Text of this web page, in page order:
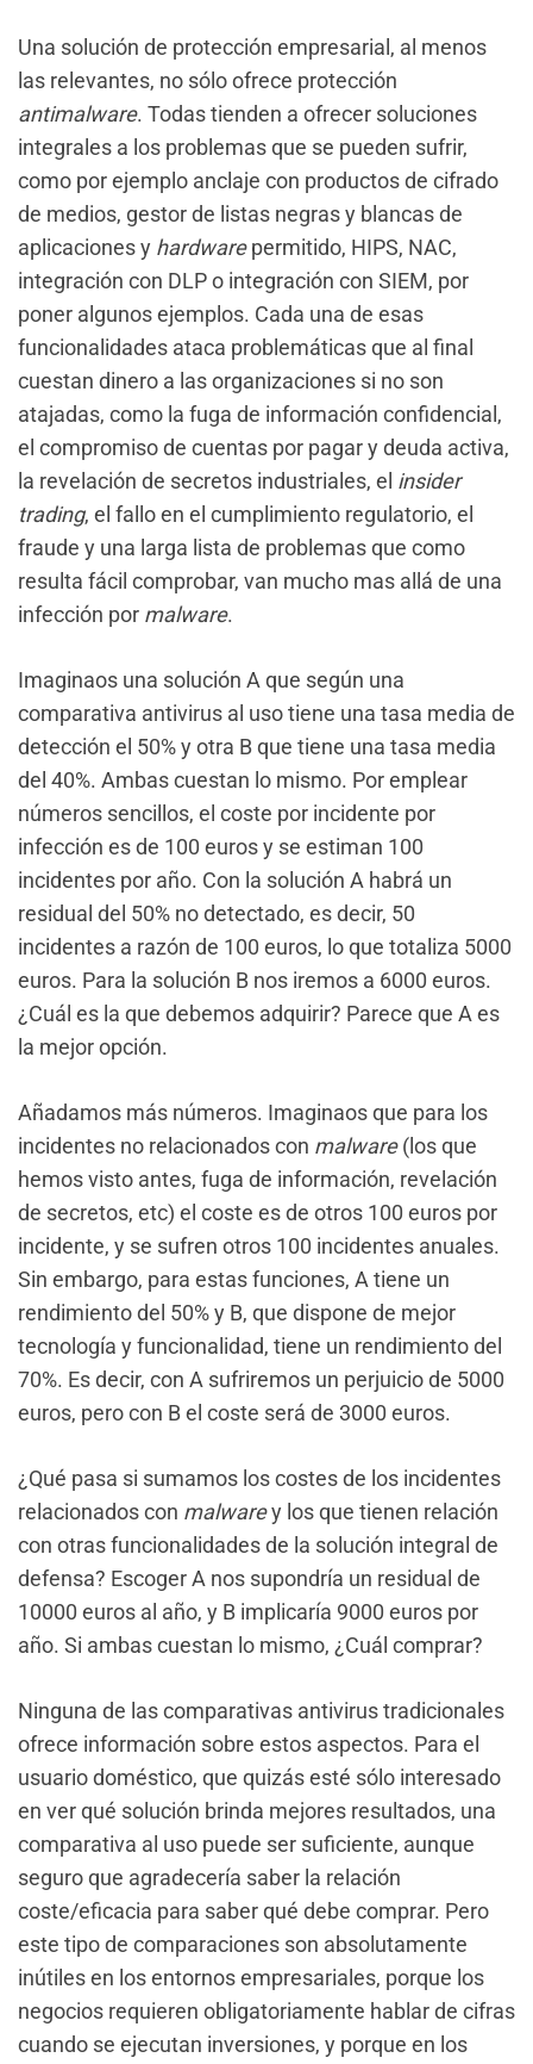
Una solución de protección empresarial, al menos
las relevantes, no sólo ofrece protección
antimalware. Todas tienden a ofrecer soluciones
integrales a los problemas que se pueden sufrir,
como por ejemplo anclaje con productos de cifrado
de medios, gestor de listas negras y blancas de
aplicaciones y hardwarepermitido, HIPS, NAC,
integración con DLP o integración con SIEM, por
poner algunos ejemplos. Cada una de esas
funcionalidades ataca problemáticas que al final
cuestan dinero a las organizaciones si no son
atajadas, como la fuga de información confidencial,
el compromiso de cuentas por pagar y deuda activa,
la revelación de secretos industriales, el insider
trading, el fallo en el cumplimiento regulatorio, el
fraude y una larga lista de problemas que como
resulta fácil comprobar, van mucho mas allá de una
infección por malware.
Imaginaos una solución A que según una
comparativa antivirus al uso tiene una tasa media de
detección el 50% y otra B que tiene una tasa media
del 40%. Ambas cuestan lo mismo. Por emplear
números sencillos, el coste por incidente por
infección es de 100 euros y se estiman 100
incidentes por año. Con la solución A habrá un
residual del 50% no detectado, es decir, 50
incidentes a razón de 100 euros, lo que totaliza 5000
euros. Para la solución B nos iremos a 6000 euros.
¿Cuál es la que debemos adquirir? Parece que A es
la mejor opción.
Añadamos más números. Imaginaos que para los
incidentes no relacionados con malware(los que
hemos visto antes, fuga de información, revelación
de secretos, etc) el coste es de otros 100 euros por
incidente, y se sufren otros 100 incidentes anuales.
Sin embargo, para estas funciones, A tiene un
rendimiento del 50% y B, que dispone de mejor
tecnología y funcionalidad, tiene un rendimiento del
70%. Es decir, con A sufriremos un perjuicio de 5000
euros, pero con B el coste será de 3000 euros.
¿Qué pasa si sumamos los costes de los incidentes
relacionados con malwarey los que tienen relación
con otras funcionalidades de la solución integral de
defensa? Escoger A nos supondría un residual de
10000 euros al año, y B implicaría 9000 euros por
año. Si ambas cuestan lo mismo, ¿Cuál comprar?
Ninguna de las comparativas antivirus tradicionales
ofrece información sobre estos aspectos. Para el
usuario doméstico, que quizás esté sólo interesado
en ver qué solución brinda mejores resultados, una
comparativa al uso puede ser suficiente, aunque
seguro que agradecería saber la relación
coste/eficacia para saber qué debe comprar. Pero
este tipo de comparaciones son absolutamente
inútiles en los entornos empresariales, porque los
negocios requieren obligatoriamente hablar de cifras
cuando se ejecutan inversiones, y porque en los